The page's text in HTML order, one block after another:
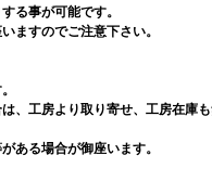
る事が可能です。
ますのでご注意下さい。
、工房より取り寄せ、工房在
ある場合が御座います。